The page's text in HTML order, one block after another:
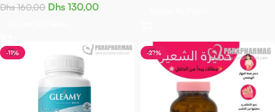
Dhs160,00 Dhs 130,00
-11% -27%